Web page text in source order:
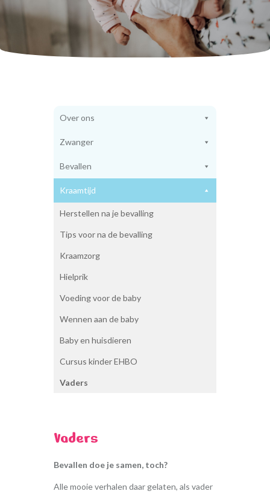
Baringshoudingen
Geboorteplan
Pijnbestrijding
Waar bevallen?
Cursus kinder EHBO
Vaders
Over ons
Aanmelden
Over ons
Zwanger
Bevallen
Kraamtijd
Herstellen na je bevalling
Tips voor na de bevalling
Kraamzorg
Hielprik
Voeding voor de baby
Wennen aan de baby
Baby en huisdieren
Cursus kinder EHBO
Vaders
Vaders
Bevallen doe je samen, toch?
Alle mooie verhalen daar gelaten, als vader